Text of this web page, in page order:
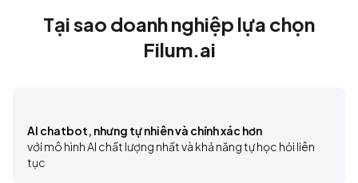
Tại sao doanh nghiệp lựa chọn
Filum.ai
AI chatbot, nhưng tự nhiên và chính xác hơn
với mô hình AI chất lượng nhất và khả năng tự học hỏi liên
tục